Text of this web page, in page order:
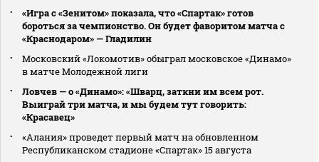
«Игра с «Зенитом» показала, что «Спартак» готов
бороться за чемпионство. Он будет фаворитом матча с
«Краснодаром» — Гладилин
Московский «Локомотив» обыграл московское «Динамо»
в матче Молодежной лиги
Ловчев — о «Динамо»: «Шварц, заткни им всем рот.
Выиграй три матча, и мы будем тут говорить:
«Красавец»
«Алания» проведет первый матч на обновленном
Республиканском стадионе «Спартак» 15 августа